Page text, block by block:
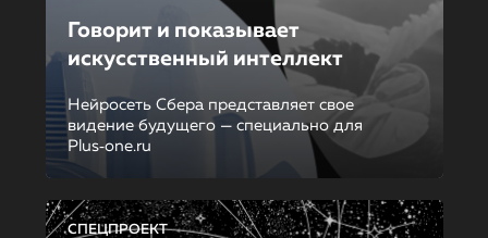
Говорит и показывает
искусственный интеллект
Нейросеть Сбера представляет свое
видение будущего — специально для
Plus‑one.ru
СПЕЦПРОЕКТ